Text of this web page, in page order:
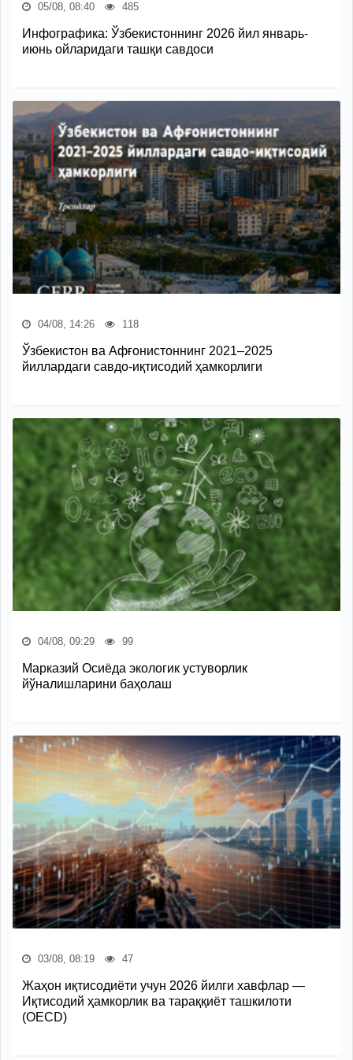
05/08, 08:40 485
Инфографика: Ўзбекистоннинг 2026 йил январь-
июнь ойларидаги ташқи савдоси
04/08, 14:26 118
Ўзбекистон ва Афғонистоннинг 2021–2025
йиллардаги савдо-иқтисодий ҳамкорлиги
04/08, 09:29 99
Марказий Осиёда экологик устуворлик
йўналишларини баҳолаш
03/08, 08:19 47
Жаҳон иқтисодиёти учун 2026 йилги хавфлар —
Иқтисодий ҳамкорлик ва тараққиёт ташкилоти
(OECD)